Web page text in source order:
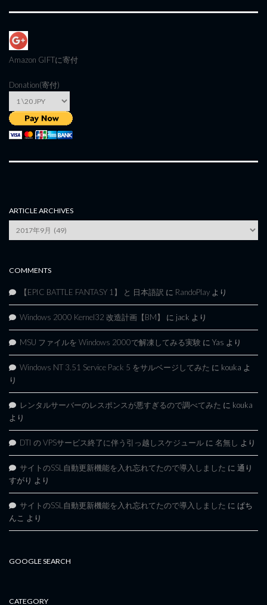
Amazon GIFTに寄付
Donation(寄付)
ARTICLE ARCHIVES
Archives
COMMENTS
【EPIC BATTLE FANTASY 1】 と 日本語訳 に RandoPlay より
Windows 2000 Kernel32 改造計画【BM】 に jack より
MSU ファイルを Windows 2000で解凍してみる実験 に Yas より
Windows NT 3.51 Service Pack 5 をサルベージしてみた に kouka よ
り
レンタルサーバーのレスポンスが悪すぎるので調べてみた に kouka
より
DTI の VPSサービス終了に伴う引っ越しスケジュール に 名無し より
サイトのSSL自動更新機能を入れ忘れてたので導入しました に 通り
すがり より
サイトのSSL自動更新機能を入れ忘れてたので導入しました に ぱち
んこ より
GOOGLE SEARCH
CATEGORY